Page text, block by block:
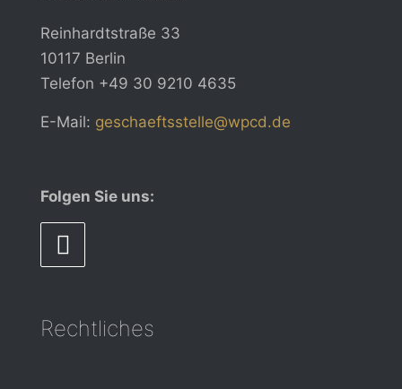
Reinhardtstraße 33
10117 Berlin
Telefon +49 30 9210 4635
E-Mail: geschaeftsstelle@wpcd.de
Folgen Sie uns:
Rechtliches